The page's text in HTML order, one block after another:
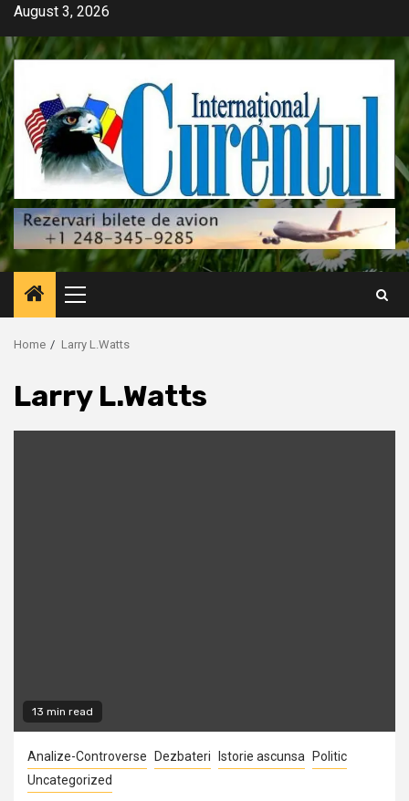
Skip
content
August 3, 2026
Primary
Menu
Home Larry L.Watts
Larry L.Watts
13 min read
Analize-Controverse Dezbateri Istorie ascunsa
Politic
Uncategorized